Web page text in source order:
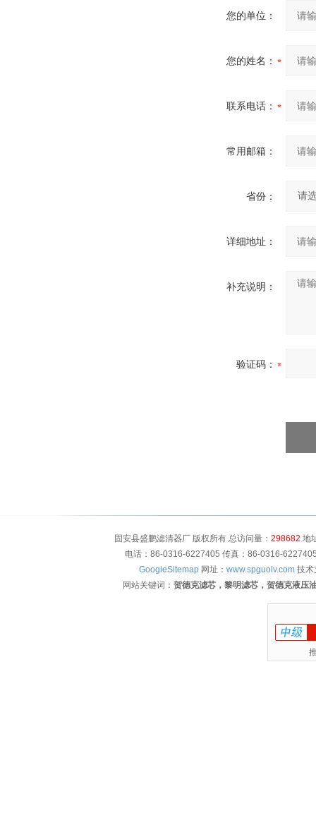
您的单位：
您的姓名：
联系电话：
常用邮箱：
省份：
详细地址：
补充说明：
验证码：
固安县盛鹏滤清器厂 版权所有 总访问量： 298682 地
电话：86-0316-6227405 传真：86-0316-
GoogleSitemap 网址： www.spguolv.com 技术
网站关键词： 贺德克滤芯，黎明滤芯，贺德克液压